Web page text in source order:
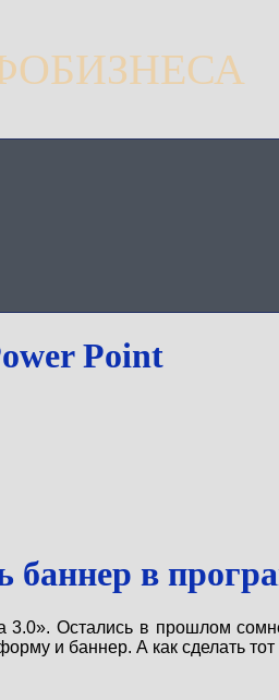
Point
баннер в
Остались в прошлом
и баннер. А как сделать